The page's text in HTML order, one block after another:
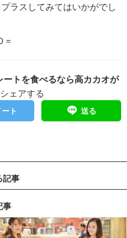
ラスしてみてはいかがでし
=
ートを食べるなら高カカオが
ェアする
ト 送る
記事
事